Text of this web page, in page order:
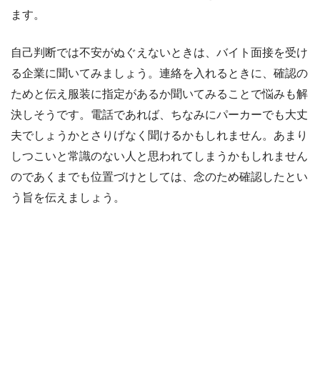
ます。
自己判断では不安がぬぐえないときは、バイト面接を受け
る企業に聞いてみましょう。連絡を入れるときに、確認の
ためと伝え服装に指定があるか聞いてみることで悩みも解
決しそうです。電話であれば、ちなみにパーカーでも大丈
夫でしょうかとさりげなく聞けるかもしれません。あまり
しつこいと常識のない人と思われてしまうかもしれません
のであくまでも位置づけとしては、念のため確認したとい
う旨を伝えましょう。